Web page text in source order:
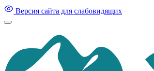
Версия сайта для слабовидящих